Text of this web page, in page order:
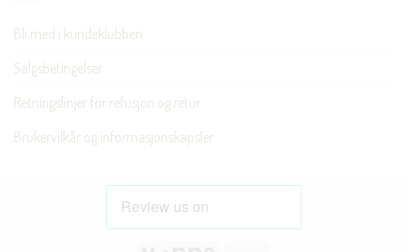
Bli med i kundeklubben
Salgsbetingelser
Retningslinjer for refusjon og retur
Brukervilkår og informasjonskapsler